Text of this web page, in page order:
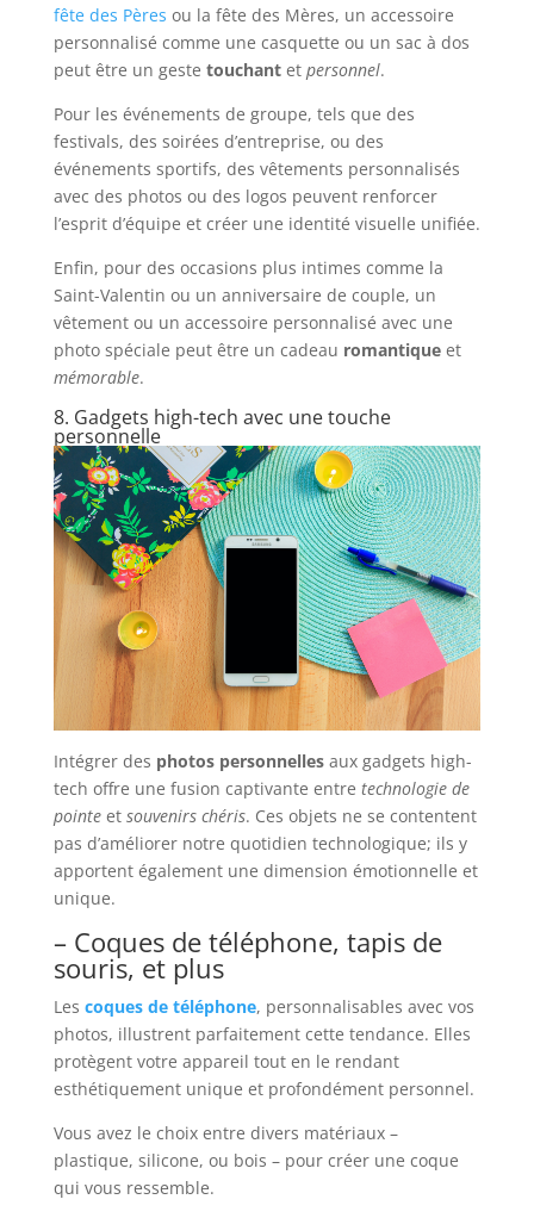
fête des Pères ou la fête des Mères, un accessoire
personnalisé comme une casquette ou un sac à dos
peut être un geste touchantet personnel.
Pour les événements de groupe, tels que des
festivals, des soirées d’entreprise, ou des
événements sportifs, des vêtements personnalisés
avec des photos ou des logos peuvent renforcer
l’esprit d’équipe et créer une identité visuelle unifiée.
Enfin, pour des occasions plus intimes comme la
Saint-Valentin ou un anniversaire de couple, un
vêtement ou un accessoire personnalisé avec une
photo spéciale peut être un cadeau romantiqueet
mémorable.
8. Gadgets high-tech avec une touche
personnelle
Intégrer des photos personnellesaux gadgets high-
tech offre une fusion captivante entre technologie de
pointeet souvenirs chéris. Ces objets ne se contentent
pas d’améliorer notre quotidien technologique; ils y
apportent également une dimension émotionnelle et
unique.
– Coques de téléphone, tapis de
souris, et plus
Les coques de téléphone, personnalisables avec vos
photos, illustrent parfaitement cette tendance. Elles
protègent votre appareil tout en le rendant
esthétiquement unique et profondément personnel.
Vous avez le choix entre divers matériaux –
plastique, silicone, ou bois – pour créer une coque
qui vous ressemble.